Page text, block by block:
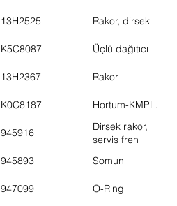
13H2525 Rakor, dirsek
K5C8087 Üçlü dağıtıcı
13H2367 Rakor
K0C8187 Hortum-KMPL.
945916
Dirsek rakor,
servis fren
945893 Somun
947099 O-Ring